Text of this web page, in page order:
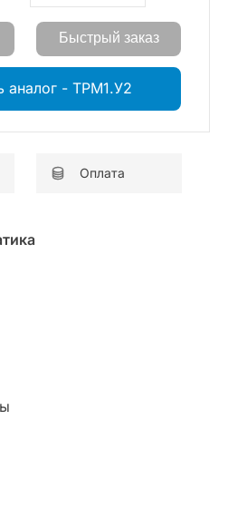
Быстрый заказ
аналог - ТРМ1.У2
Оплата